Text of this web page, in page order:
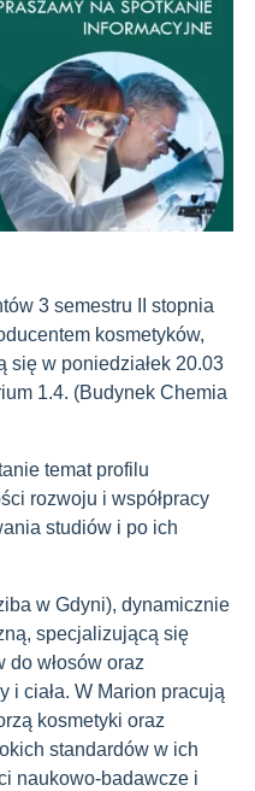
3 semestru II stopnia
kosmetyków,
się w poniedziałek 20.03
1.4. (Budynek Chemia
temat profilu
rozwoju i współpracy
studiów i po ich
w Gdyni), dynamicznie
specjalizującą się
do włosów oraz
i ciała. W Marion pracują
kosmetyki oraz
standardów w ich
naukowo-badawcze i